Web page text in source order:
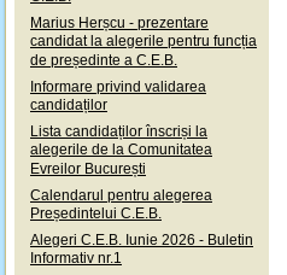
Marius Herșcu - prezentare
candidat la alegerile pentru funcția
de președinte a C.E.B.
Informare privind validarea
candidaților
Lista candidaților înscriși la
alegerile de la Comunitatea
Evreilor București
Calendarul pentru alegerea
Președintelui C.E.B.
Alegeri C.E.B. Iunie 2026 - Buletin
Informativ nr.1